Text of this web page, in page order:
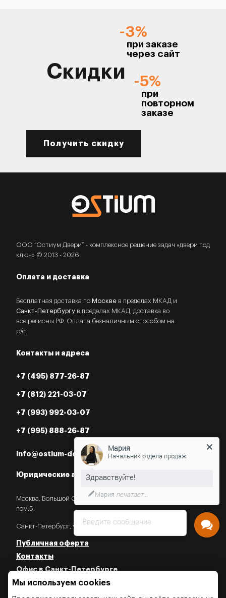
Скидки
-3%
при заказе
через сайт
-5%
при
повторном
заказе
Получить скидку
ООО “Остиум Двери” - комплексное решение задач «двери под
ключ» © 2013 - 2026
Оплата и доставка
Бесплатная доставка по Москве в пределах МКАД и
Санкт-Петербургу в пределах МКАД, доставка во
все регионы РФ. Оплата безналичным способом на
р/с.
Контакты и адреса
+7 (495) 877-26-87
+7 (812) 221-03-07
+7 (993) 992-03-07
+7 (995) 888-26-87
info@ostium-doors.ru
Юридические адреса в РФ
Москва, Большой Староданиловский пер., 2с7,
пом.5.
Санкт-Петербург, ул. Некрасова, 18.
Публичная оферта
Контакты
Офис в Санкт-Петербурге
Политика конфиденциальности
Политика об использовании Cookies
Мы используем cookies
Введите сообщение
Мария
Начальник отдела продаж
Мария печатает...